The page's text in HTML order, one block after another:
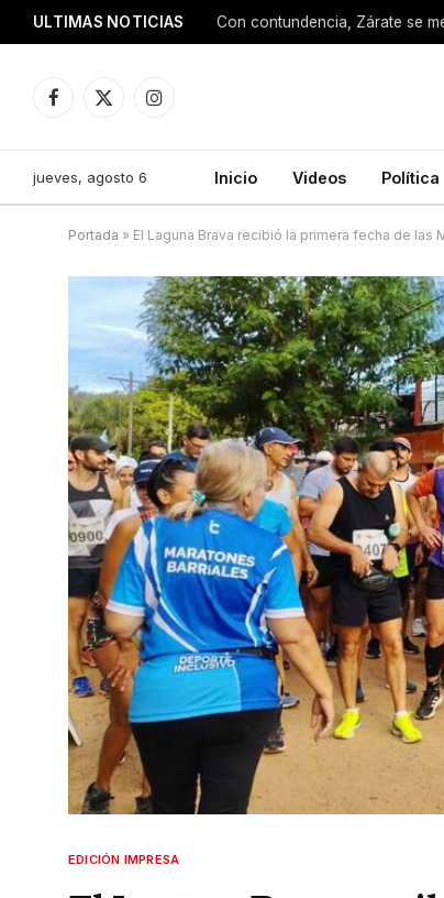
ULTIMAS NOTICIAS Con contundencia, Zárate se
Facebook
X
Instagram
jueves, agosto 6 Inicio Videos Política
Portada » El Laguna Brava recibió la primera fecha de las
EDICIÓN IMPRESA